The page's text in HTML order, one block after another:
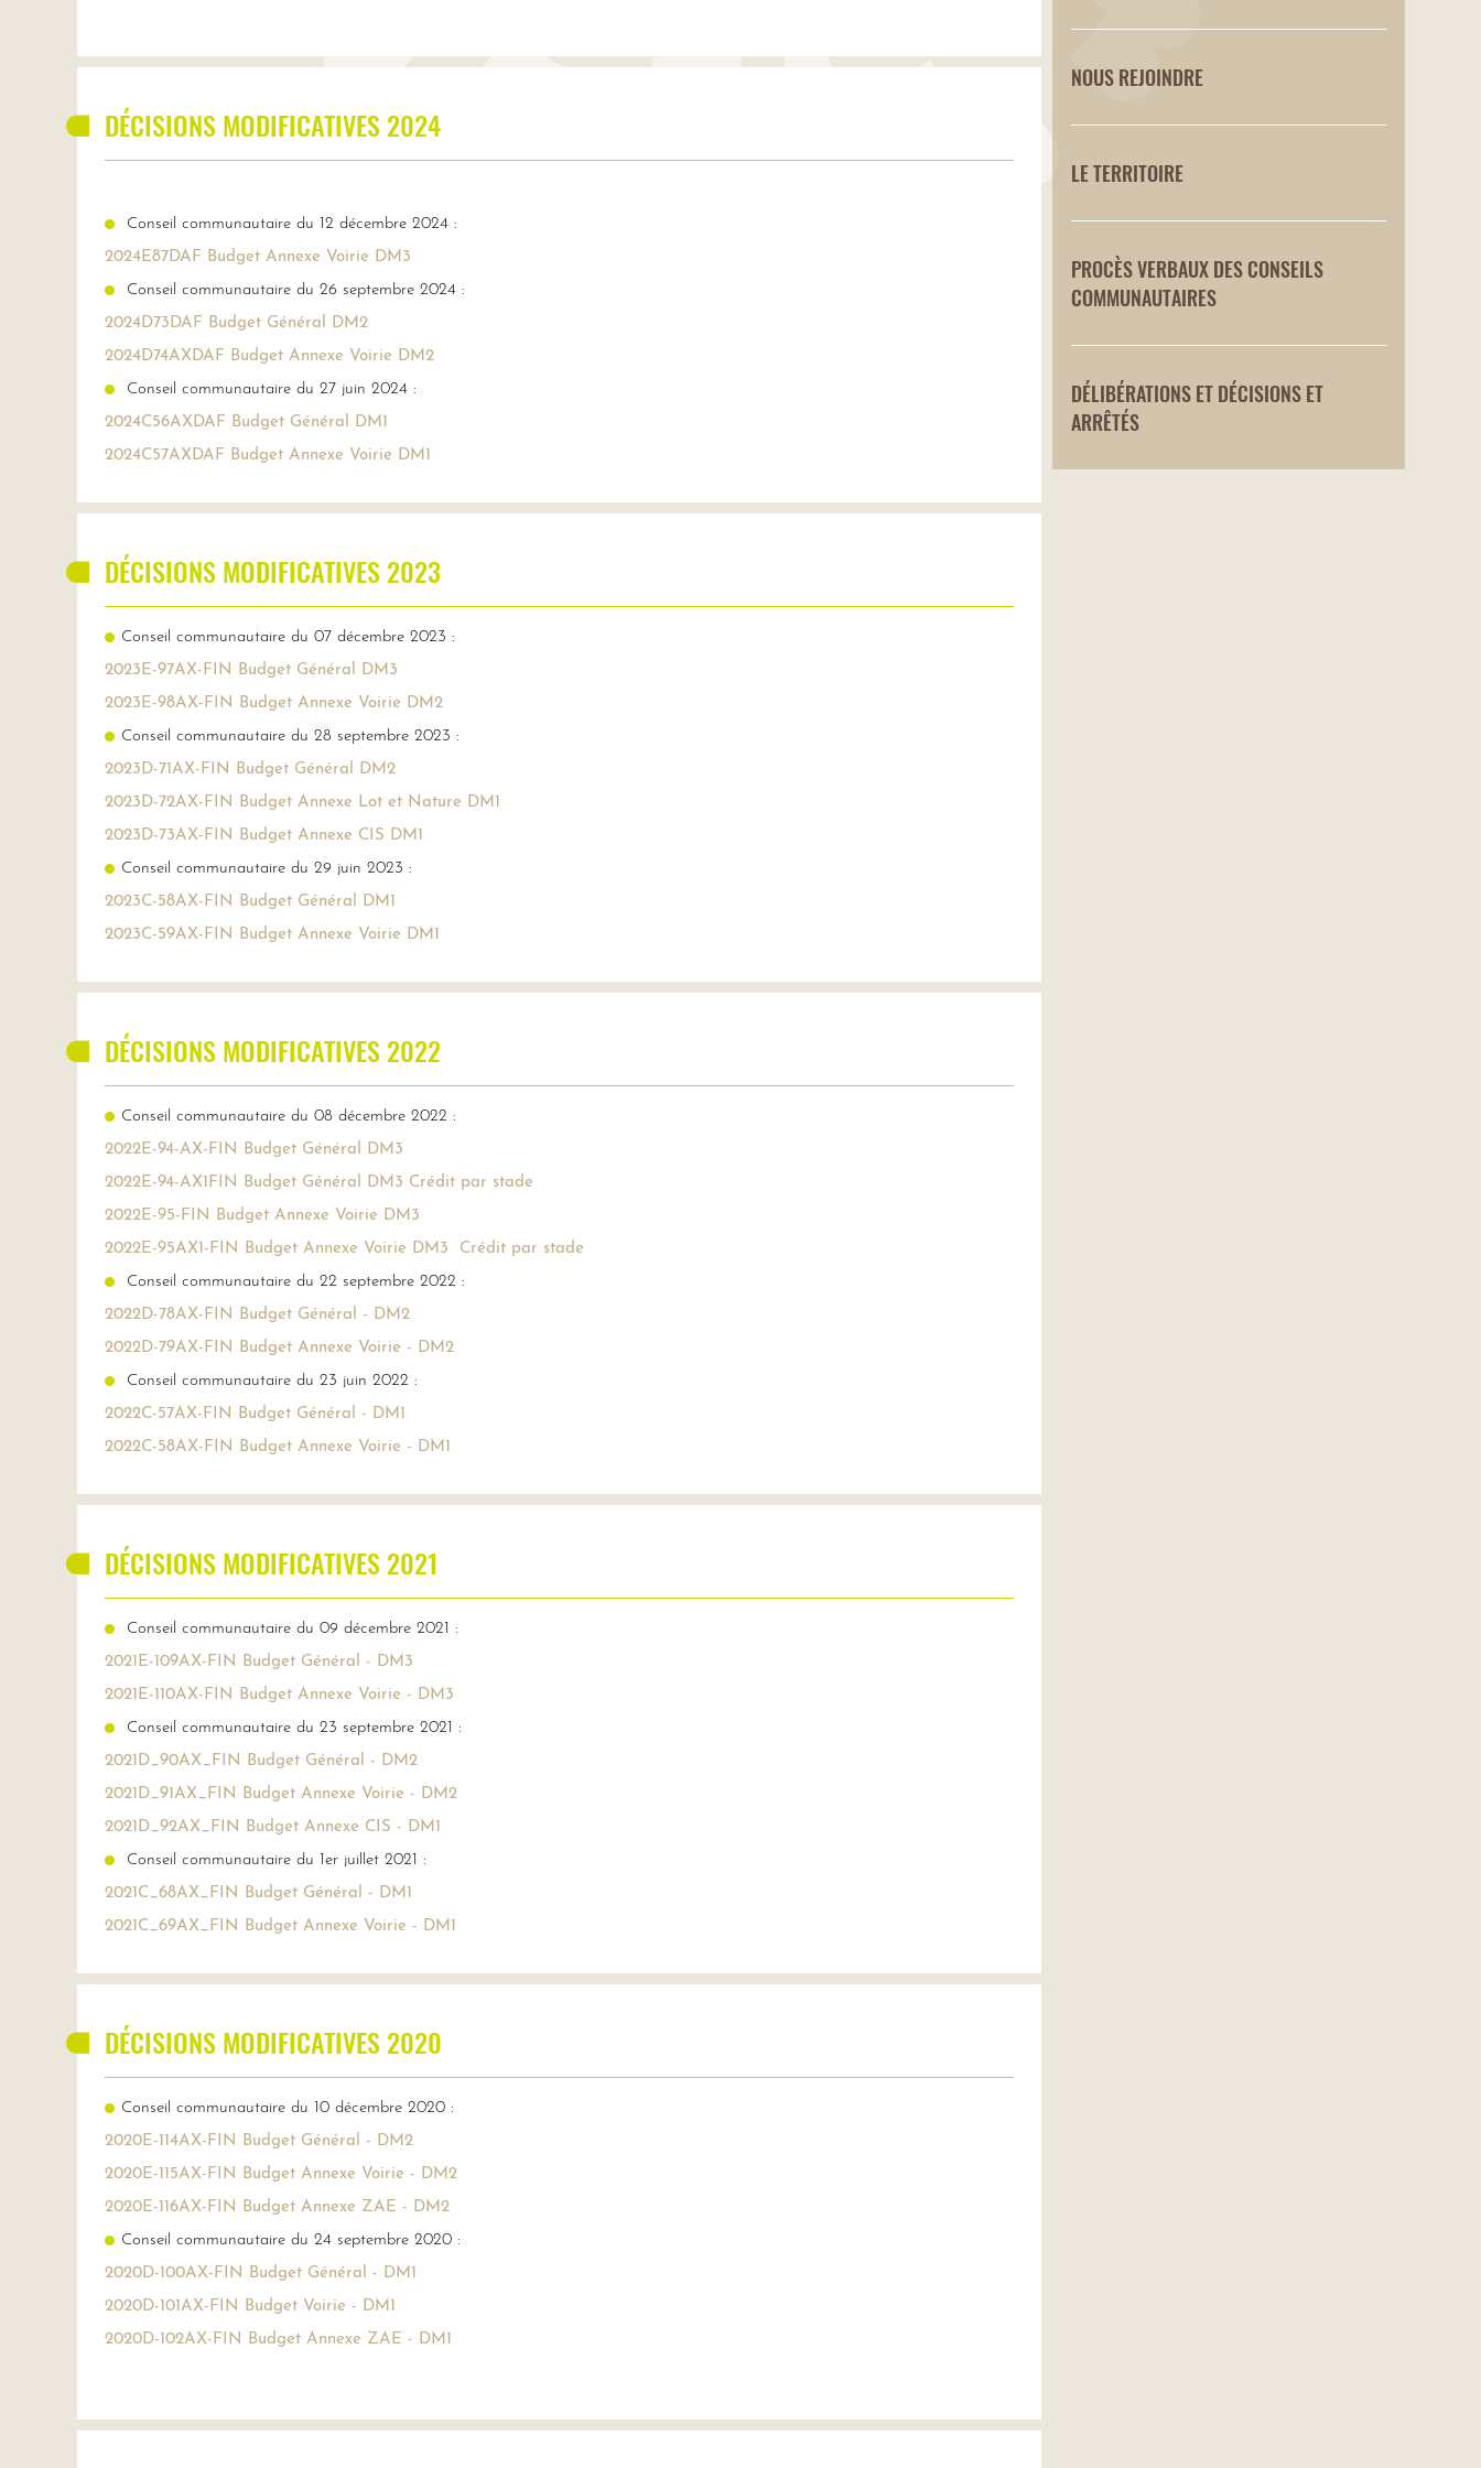
DÉCISIONS MODIFICATIVES 2024
Conseil communautaire du 12 décembre 2024 :
2024E87DAF Budget Annexe Voirie DM3
Conseil communautaire du 26 septembre 2024 :
2024D73DAF Budget Général DM2
2024D74AXDAF Budget Annexe Voirie DM2
Conseil communautaire du 27 juin 2024 :
2024C56AXDAF Budget Général DM1
2024C57AXDAF Budget Annexe Voirie DM1
DÉCISIONS MODIFICATIVES 2023
Conseil communautaire du 07 décembre 2023 :
2023E-97AX-FIN Budget Général DM3
2023E-98AX-FIN Budget Annexe Voirie DM2
Conseil communautaire du 28 septembre 2023 :
2023D-71AX-FIN Budget Général DM2
2023D-72AX-FIN Budget Annexe Lot et Nature DM1
2023D-73AX-FIN Budget Annexe CIS DM1
Conseil communautaire du 29 juin 2023 :
2023C-58AX-FIN Budget Général DM1
2023C-59AX-FIN Budget Annexe Voirie DM1
DÉCISIONS MODIFICATIVES 2022
Conseil communautaire du 08 décembre 2022 :
2022E-94-AX-FIN Budget Général DM3
2022E-94-AX1FIN Budget Général DM3 Crédit par stade
2022E-95-FIN Budget Annexe Voirie DM3
2022E-95AX1-FIN Budget Annexe Voirie DM3 Crédit par stade
Conseil communautaire du 22 septembre 2022 :
2022D-78AX-FIN Budget Général - DM2
2022D-79AX-FIN Budget Annexe Voirie - DM2
Conseil communautaire du 23 juin 2022 :
2022C-57AX-FIN Budget Général - DM1
2022C-58AX-FIN Budget Annexe Voirie - DM1
DÉCISIONS MODIFICATIVES 2021
Conseil communautaire du 09 décembre 2021 :
2021E-109AX-FIN Budget Général - DM3
2021E-110AX-FIN Budget Annexe Voirie - DM3
Conseil communautaire du 23 septembre 2021 :
2021D_90AX_FIN Budget Général - DM2
2021D_91AX_FIN Budget Annexe Voirie - DM2
2021D_92AX_FIN Budget Annexe CIS - DM1
Conseil communautaire du 1er juillet 2021 :
2021C_68AX_FIN Budget Général - DM1
2021C_69AX_FIN Budget Annexe Voirie - DM1
DÉCISIONS MODIFICATIVES 2020
Conseil communautaire du 10 décembre 2020 :
2020E-114AX-FIN Budget Général - DM2
2020E-115AX-FIN Budget Annexe Voirie - DM2
2020E-116AX-FIN Budget Annexe ZAE - DM2
Conseil communautaire du 24 septembre 2020 :
2020D-100AX-FIN Budget Général - DM1
2020D-101AX-FIN Budget Voirie - DM1
2020D-102AX-FIN Budget Annexe ZAE - DM1
NOUS REJOINDRE
LE TERRITOIRE
PROCÈS VERBAUX DES CONSEILS
COMMUNAUTAIRES
DÉLIBÉRATIONS ET DÉCISIONS ET
ARRÊTÉS